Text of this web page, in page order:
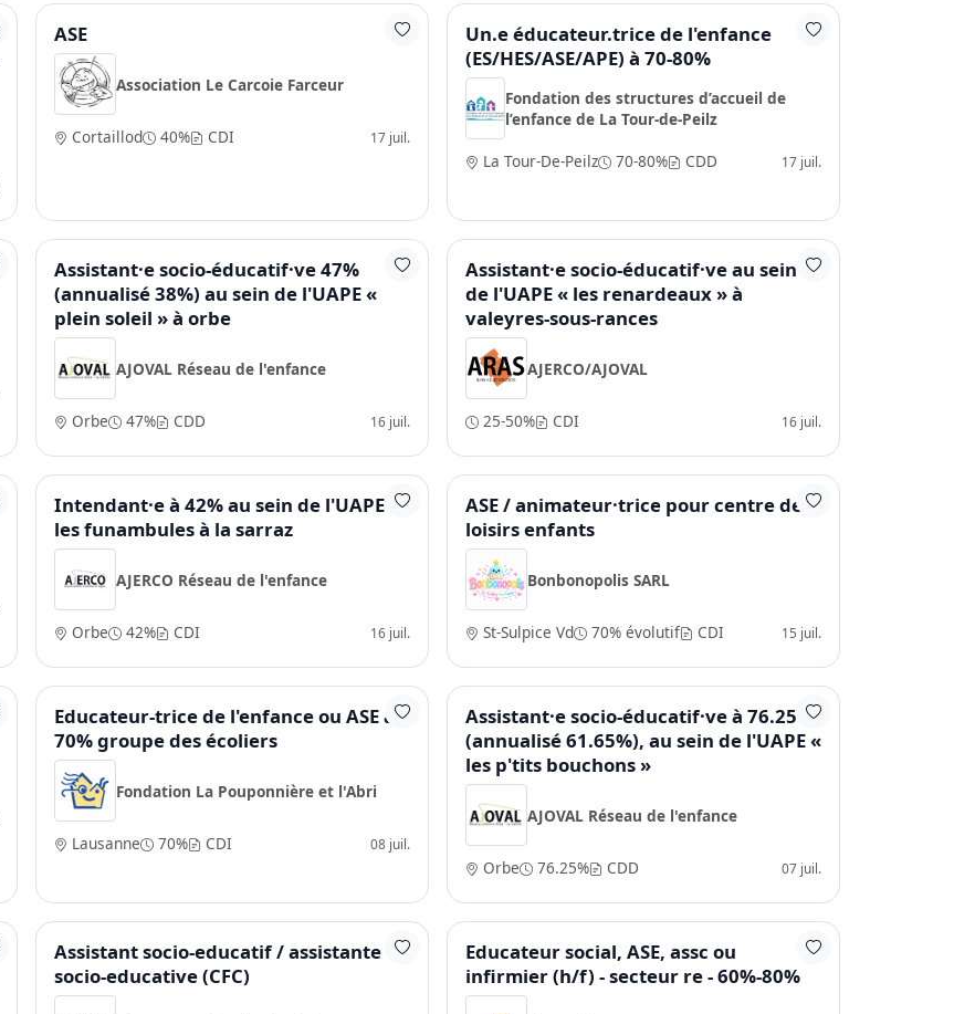
ASE
Association Le Carcoie Farceur
Cortaillod 40% CDI 17 juil.
Un.e éducateur.trice de l'enfance
(ES/HES/ASE/APE) à 70-80%
Fondation des structures d’accueil de
l’enfance de La Tour-de-Peilz
La Tour-De-Peilz
70-80% CDD 17 juil.
Assistant·e socio-éducatif·ve 47%
(annualisé 38%) au sein de l'UAPE «
plein soleil » à orbe
AJOVAL Réseau de l'enfance
Orbe 47% CDD 16 juil.
Assistant·e socio-éducatif·ve au sein
de l'UAPE « les renardeaux » à
valeyres-sous-rances
AJERCO/AJOVAL
25-50% CDI 16 juil.
Intendant·e à 42% au sein de l'UAPE
les funambules à la sarraz
AJERCO Réseau de l'enfance
Orbe 42% CDI 16 juil.
ASE / animateur·trice pour centre de
loisirs enfants
Bonbonopolis SARL
St-Sulpice Vd 70% évolutif CDI 15 juil.
Educateur-trice de l'enfance ou ASE à
70% groupe des écoliers
Fondation La Pouponnière et l'Abri
Lausanne 70% CDI 08 juil.
Assistant·e socio-éducatif·ve à 76.25%
(annualisé 61.65%), au sein de l'UAPE «
les p'tits bouchons »
AJOVAL Réseau de l'enfance
Orbe 76.25% CDD 07 juil.
Assistant socio-educatif / assistante
socio-educative (CFC)
Educateur social, ASE, assc ou
infirmier (h/f) - secteur re - 60%-80%